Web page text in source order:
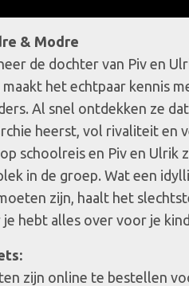
& Modre
de dochter van Piv en
maakt het echtpaar kennis
Al snel ontdekken ze
heerst, vol rivaliteit en
schoolreis en Piv en
in de groep. Wat een
zijn, haalt het
je hebt alles over voor je
zijn online te bestellen